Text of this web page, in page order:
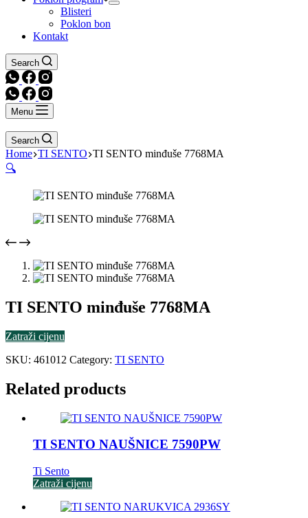
Blisteri
Poklon bon
Kontakt
Search
Menu
Search
Home TI SENTO TI SENTO minđuše 7768MA
🔍
TI SENTO minđuše 7768MA
Zatraži cijenu
SKU: 461012 Category: TI SENTO
Related products
TI SENTO NAUŠNICE 7590PW
Ti Sento
Zatraži cijenu